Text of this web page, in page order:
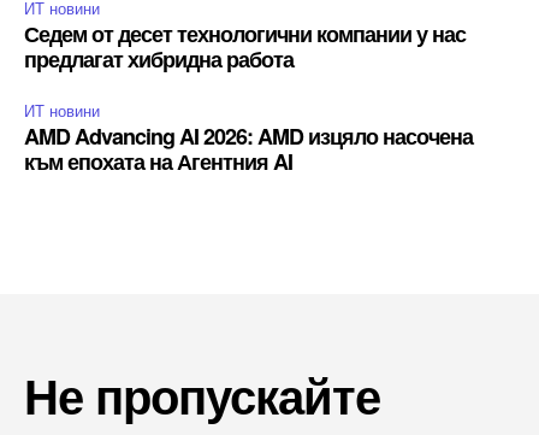
ИТ новини
Седем от десет технологични компании у нас
предлагат хибридна работа
ИТ новини
AMD Advancing AI 2026: AMD изцяло насочена
към епохата на Агентния AI
Не пропускайте